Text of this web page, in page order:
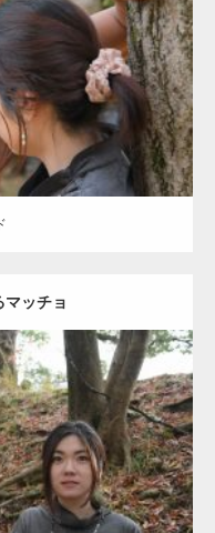
細マッチョ) 大胸筋 肩 腹
マッチョ
細マッチョ) 大胸筋 腹筋
ョフリー素材メンバーが
るおび」にてマッスルプ
…
組「ONE MORNING」